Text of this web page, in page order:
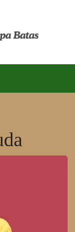
Tanah Air!